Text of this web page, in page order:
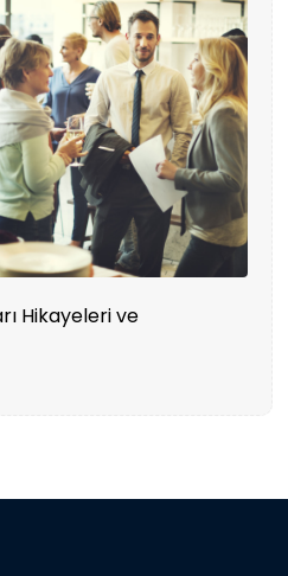
Hikayeleri ve